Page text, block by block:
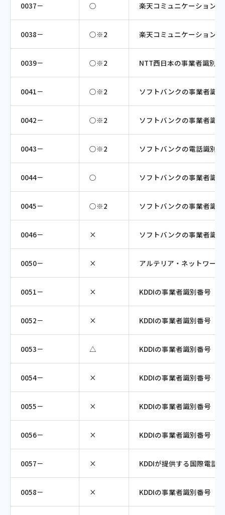
0037－ ○ 楽天コミュニケーション
0038－ ○※2 楽天コミュニケーション
0039－ ○※2 NTT西日本の事業者識別
0041－ ○※2 ソフトバンクの事業者識
0042－ ○※2 ソフトバンクの事業者識
0043－ ○※2 ソフトバンクの電話識別
0044－ ○ ソフトバンクの事業者識
0045－ ○※2 ソフトバンクの事業者識
0046－ × ソフトバンクの事業者識
0050－ × アルテリア・ネットワー
0051－ × KDDIの事業者識別番号（
0052－ × KDDIの事業者識別番号（
0053－ △ KDDIの事業者識別番号（
0054－ × KDDIの事業者識別番号（
0055－ × KDDIの事業者識別番号（
0056－ × KDDIの事業者識別番号（
0057－ × KDDIが提供する国際電話
0058－ × KDDIの事業者識別番号（